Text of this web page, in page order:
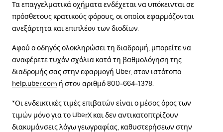
Τα επαγγελματικά οχήματα ενδέχεται να υπόκεινται σε
πρόσθετους κρατικούς φόρους, οι οποίοι εφαρμόζονται
ανεξάρτητα και επιπλέον των διοδίων.
Αφού ο οδηγός ολοκληρώσει τη διαδρομή, μπορείτε να
αναφέρετε τυχόν σχόλια κατά τη βαθμολόγηση της
διαδρομής σας στην εφαρμογή Uber, στον ιστότοπο
help.uber.com ή στον αριθμό 800-664-1378.
*Οι ενδεικτικές τιμές επιβατών είναι ο μέσος όρος των
τιμών μόνο για το UberX και δεν αντικατοπτρίζουν
διακυμάνσεις λόγω γεωγραφίας, καθυστερήσεων στην